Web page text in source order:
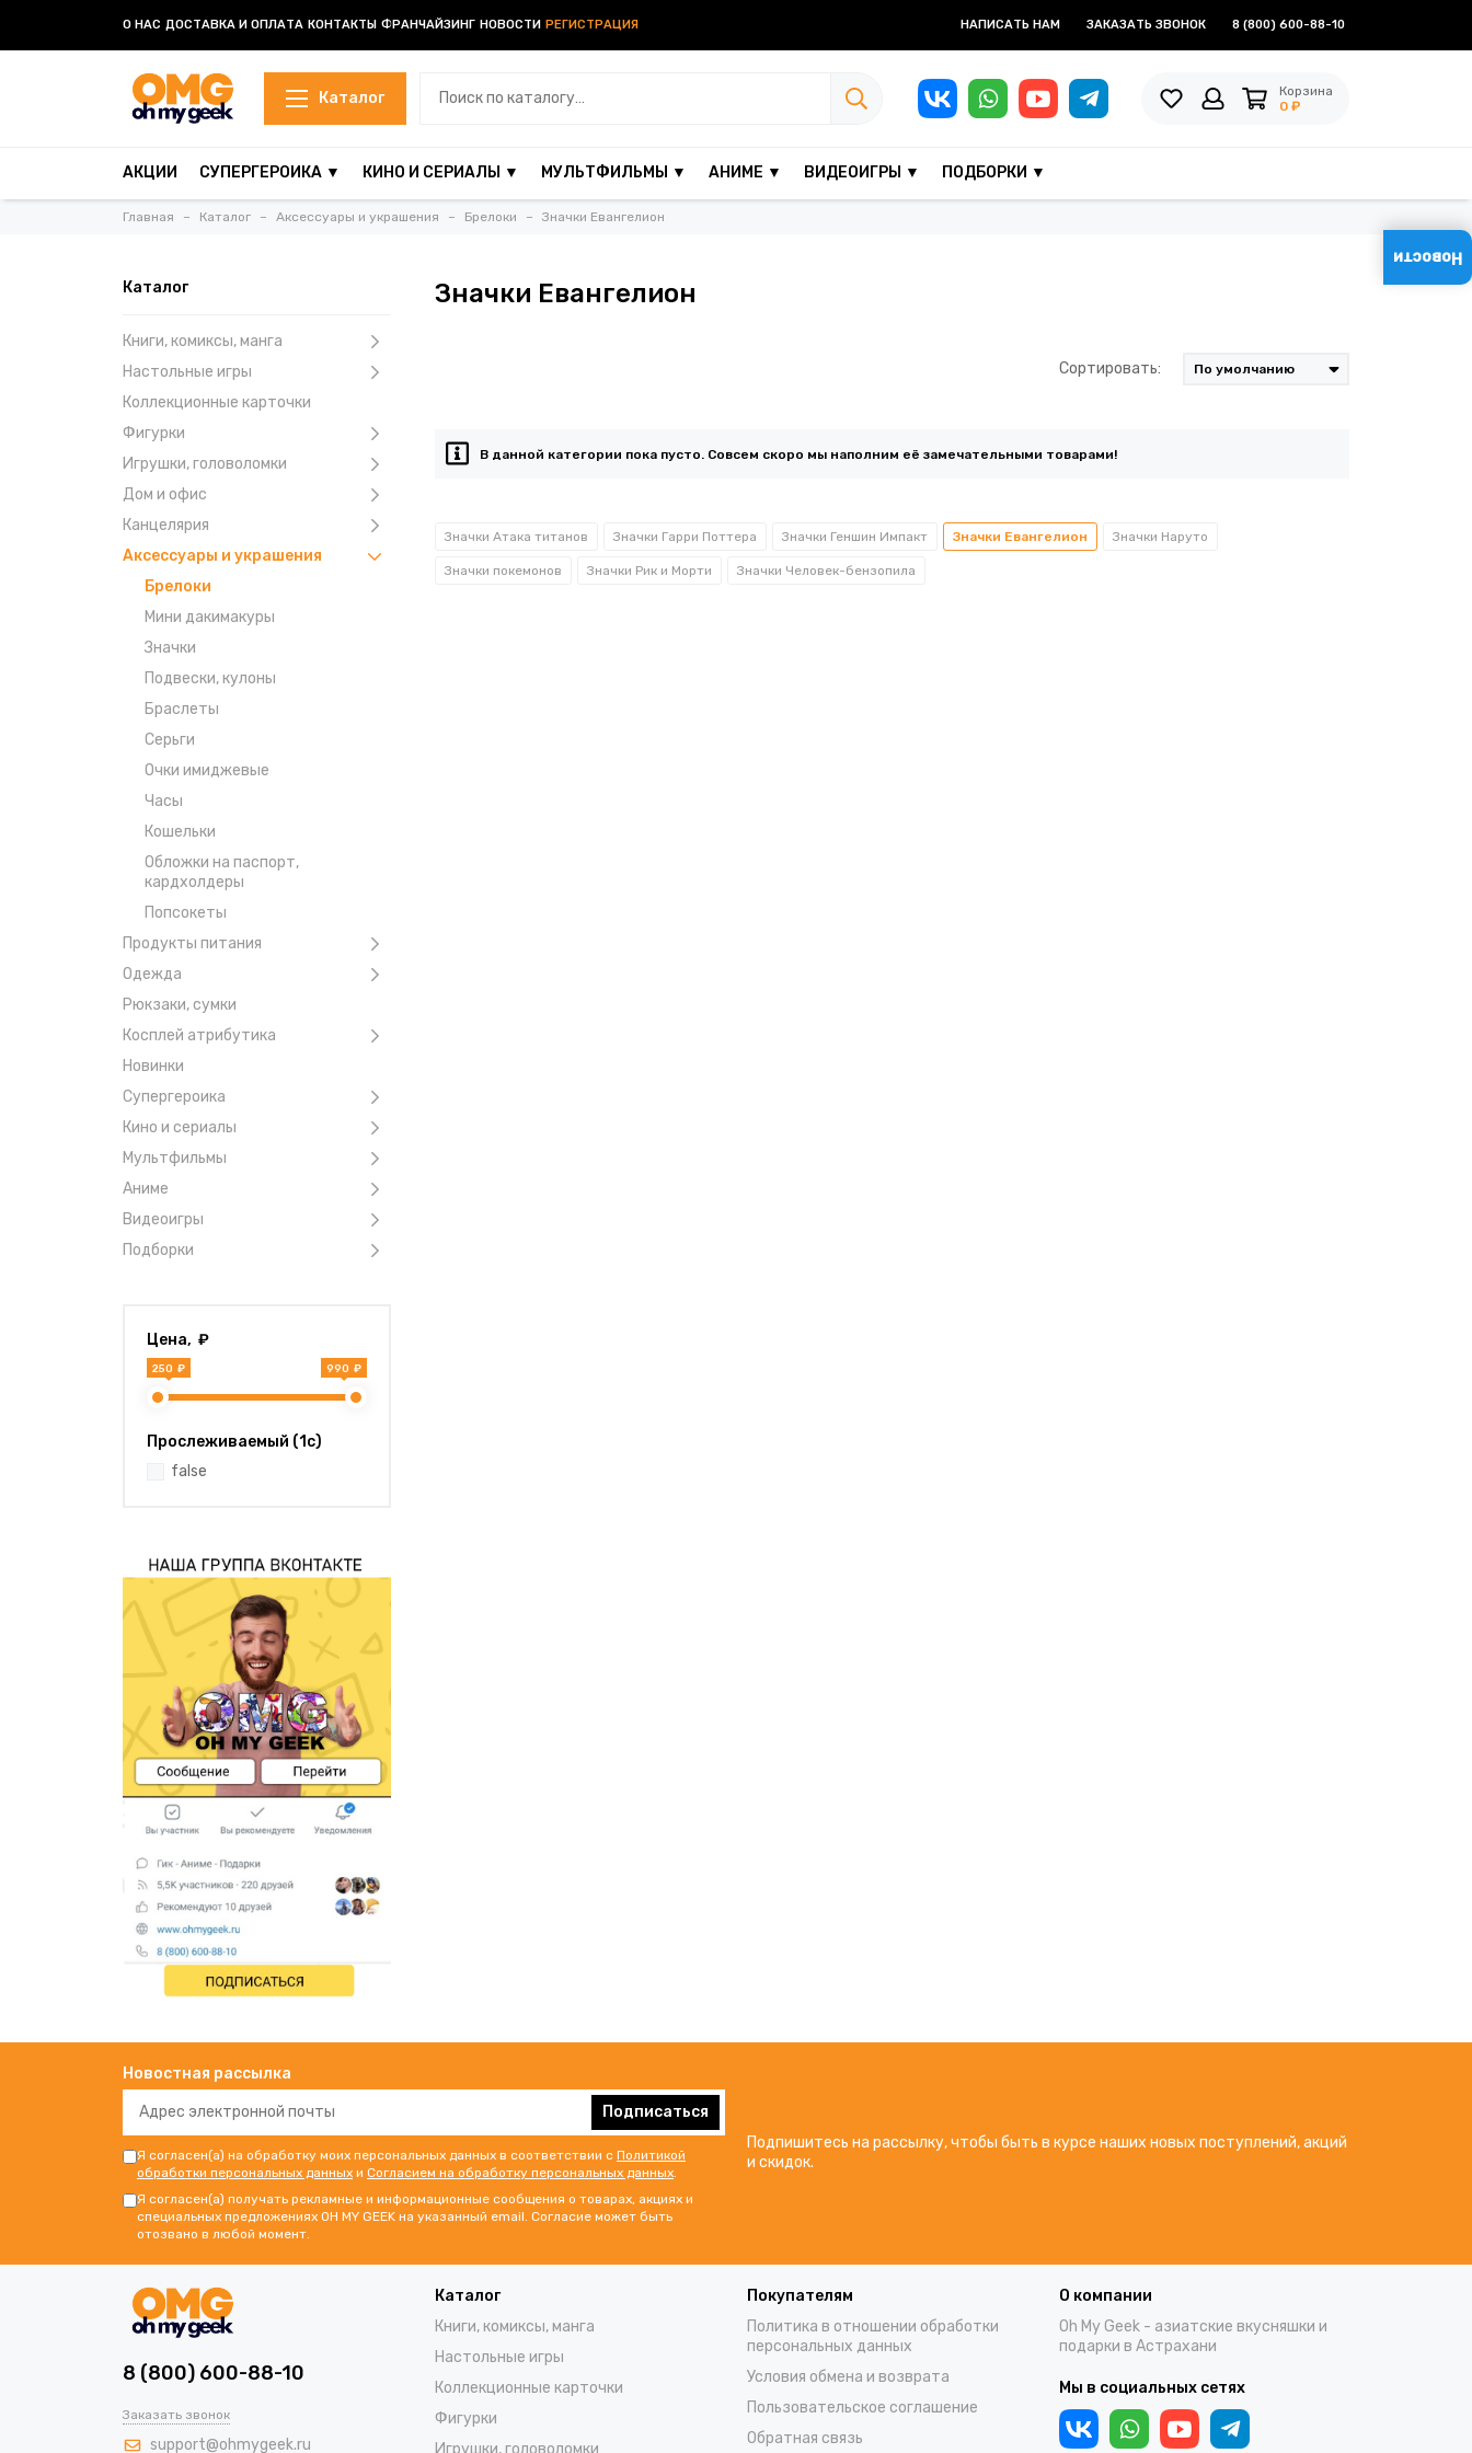
О НАС ДОСТАВКА И ОПЛАТА КОНТАКТЫ ФРАНЧАЙЗИНГ РЕГИСТРАЦИЯ
НОВОСТИ НАПИСАТЬ НАМ ЗАКАЗАТЬ ЗВОНОК 8 (800) 600-88-10
Каталог
Корзина
0 ₽
АКЦИИ СУПЕРГЕРОИКА ▼ КИНО И СЕРИАЛЫ ▼ МУЛЬТФИЛЬМЫ ▼ АНИМЕ ▼ ВИДЕОИГРЫ ▼ ПОДБОРКИ ▼
Главная Каталог Аксессуары и украшения Брелоки Значки Евангелион
Каталог
Книги, комиксы, манга
Настольные игры
Коллекционные карточки
Фигурки
Игрушки, головоломки
Дом и офис
Канцелярия
Аксессуары и украшения
Брелоки
Мини дакимакуры
Значки
Подвески, кулоны
Браслеты
Серьги
Очки имиджевые
Часы
Кошельки
Обложки на паспорт,
кардхолдеры
Попсокеты
Продукты питания
Одежда
Рюкзаки, сумки
Косплей атрибутика
Новинки
Супергероика
Кино и сериалы
Мультфильмы
Аниме
Видеоигры
Подборки
Цена, ₽
250 ₽ 990 ₽
Прослеживаемый (1с)
false
Значки Евангелион
Сортировать:
В данной категории пока пусто. Совсем скоро мы наполним её замечательными товарами!
Значки Атака титанов Значки Гарри Поттера Значки Геншин Импакт Значки Евангелион Значки Наруто
Значки покемонов Значки Рик и Морти Значки Человек-бензопила
Новостная рассылка
Подписаться
Я согласен(а) на обработку моих персональных данных в соответствии с Политикой
обработки персональных данных и Согласием на обработку персональных данных
Я согласен(а) получать рекламные и информационные сообщения о товарах, акциях и
специальных предложениях OH MY GEEK на указанный email. Согласие может быть
отозвано в любой момент.
Подпишитесь на рассылку, чтобы быть в курсе наших новых поступлений, акций
и скидок.
8 (800) 600-88-10
Заказать звонок
support@ohmygeek.ru
Каталог
Книги, комиксы, манга
Настольные игры
Коллекционные карточки
Фигурки
Игрушки, головоломки
Покупателям
Политика в отношении обработки
персональных данных
Условия обмена и возврата
Пользовательское соглашение
Обратная связь
О компании
Oh My Geek - азиатские вкусняшки и
подарки в Астрахани
Мы в социальных сетях
Новости